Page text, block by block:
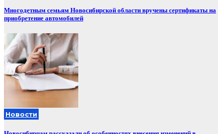
Многодетным семьям Новосибирской области вручены сертификаты на
приобретение автомобилей
Новости